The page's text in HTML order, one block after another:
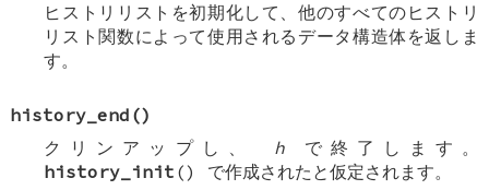
ヒストリリストを初期化して、他のすべてのヒストリ
リスト関数によって使用されるデータ構造体を返しま
す。
history_end ()
クリンアップし、 hで終了します。
history_init () で作成されたと仮定されます。